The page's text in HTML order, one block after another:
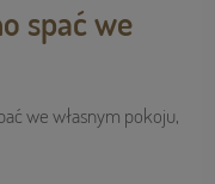
spać we
we własnym pokoju,